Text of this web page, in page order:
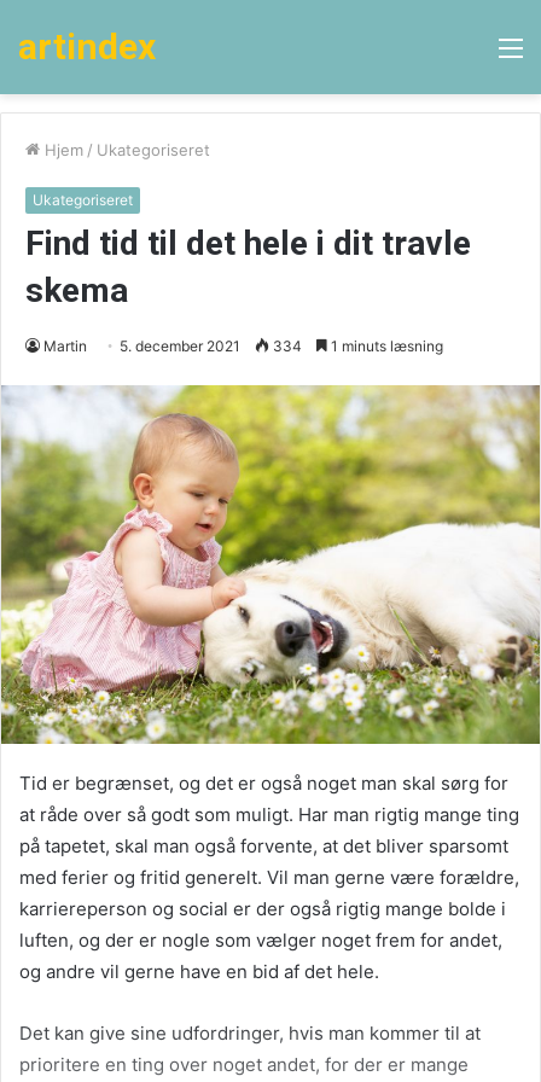
artindex
Hjem / Ukategoriseret
Ukategoriseret
Find tid til det hele i dit travle
skema
Martin 5. december 2021 334 1 minuts læsning
Tid er begrænset, og det er også noget man skal sørg for
at råde over så godt som muligt. Har man rigtig mange ting
på tapetet, skal man også forvente, at det bliver sparsomt
med ferier og fritid generelt. Vil man gerne være forældre,
karriereperson og social er der også rigtig mange bolde i
luften, og der er nogle som vælger noget frem for andet,
og andre vil gerne have en bid af det hele.
Det kan give sine udfordringer, hvis man kommer til at
prioritere en ting over noget andet, for der er mange